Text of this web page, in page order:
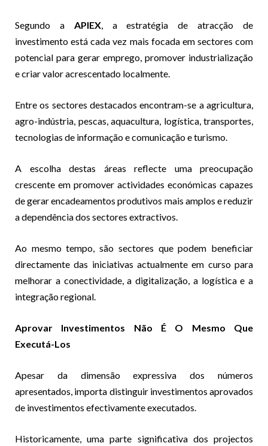
Segundo a APIEX, a estratégia de atracção de
investimento está cada vez mais focada em sectores com
potencial para gerar emprego, promover industrialização
e criar valor acrescentado localmente.
Entre os sectores destacados encontram-se a agricultura,
agro-indústria, pescas, aquacultura, logística, transportes,
tecnologias de informação e comunicação e turismo.
A escolha destas áreas reflecte uma preocupação
crescente em promover actividades económicas capazes
de gerar encadeamentos produtivos mais amplos e reduzir
a dependência dos sectores extractivos.
Ao mesmo tempo, são sectores que podem beneficiar
directamente das iniciativas actualmente em curso para
melhorar a conectividade, a digitalização, a logística e a
integração regional.
Aprovar Investimentos Não É O Mesmo Que
Executá-Los
Apesar da dimensão expressiva dos números
apresentados, importa distinguir investimentos aprovados
de investimentos efectivamente executados.
Historicamente, uma parte significativa dos projectos